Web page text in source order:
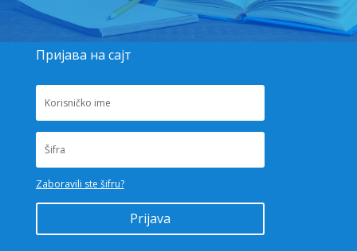
Пријава на сајт
Zaboravili ste šifru?
Prijava